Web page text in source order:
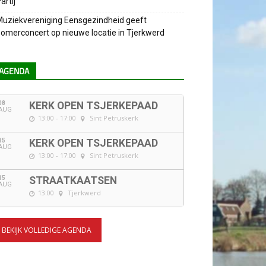
Eensgezindheid geeft
op nieuwe locatie in Tjerkwerd
KERK OPEN TSJERKEPAAD
13:00 - 17:00 Sint Petruskerk
KERK OPEN TSJERKEPAAD
13:00 - 17:00 Sint Petruskerk
STRAATKAATSEN
13:00 Tjerkwerd
BEKIJK VOLLEDIGE AGENDA